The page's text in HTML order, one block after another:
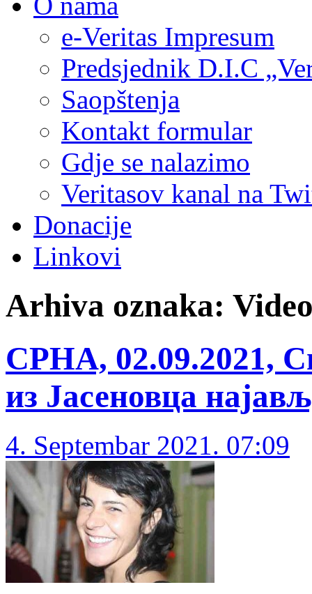
e-Veritas Impresum
Predsjednik D.I.C
Saopštenja
Kontakt formular
Gdje se nalazimo
Veritasov kanal na
Donacije
Linkovi
Arhiva oznaka:
СРНА, 02.09.2021,
из Јасеновца
4. Septembar 2021. 07:09